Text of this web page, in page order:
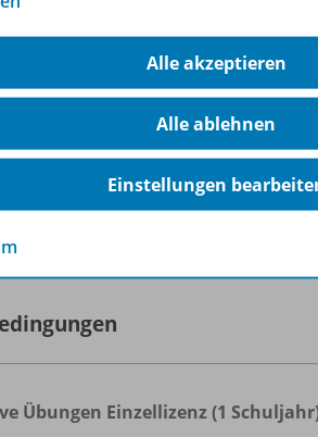
von 100% wird Ihnen nun
Kauf erhalten Sie Ihren Online-
direkt zu den
Das Angebot gilt nur für den Kauf
als kostenloses Prüfstück zu
Referendar/-in registriert sind.
Übungen Einzellizenz (1
Alle akzeptieren
Alle ablehnen
Einstellungen